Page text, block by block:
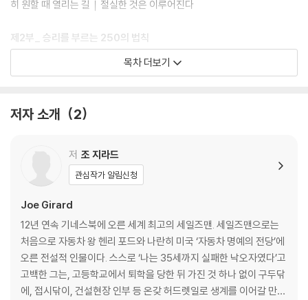
히 원할 때 열리는 길｜절실한 것은 이루어진다
제2부_ 승리를 부르는 250의 법칙
고객에 대한 기본인식｜훌륭한 세일즈에는 패자가 없다｜조 지라드 ‘250
의 법칙’｜한 사람은 한 사람이 아니다｜사이좋은 동료 vs. 기회｜자신의
재고객 리스트｜좋은 세일즈란 대회전 관람차와 같다｜잠재고객 리스트
라드의 세일즈 무기｜지금 당장 자신의 파일을 만들어라｜명함, 작지만
강한 세일즈 무기｜누구나 세일즈의 대상이 될 수 있다
제3부_ 성공 결정력을 높이는 세일즈 비법
반드시 읽히는 DM 만드는 법｜쉽지 않은 과제-읽히는 DM을 만들어라｜
DM이 가장 효과적인 시점｜기존고객은 최고의 잠재고객이다｜고객을
통해 고객을 유치하는 비결｜약속엄수가 호감을 만든다｜키맨은 어디에
나 있다｜소개부탁은 서로에게 좋은 일이다｜이발사가 당신에 관해 이야
기하도록 하라｜당신 스스로 고객의 키맨이 돼라｜꼭 성사시켜야 할 거래
목차 더보기
저자 소개 2
저 조 지라드
관심작가 알림신청
Joe Girard
12년 연속 기네스북에 오른 세계 최고의 세일즈맨. 세일즈맨으로는
처음으로 자동차 왕 헨리 포드와 나란히 미국 ‘자동차 명예의 전당’에
오른 전설적 인물이다. 스스로 ‘나는 35세까지 실패한 낙오자였다’고
고백한 그는, 고등학교에서 퇴학을 당한 뒤 가진 것 하나 없이 구두닦
에, 접시닦이, 건설현장 인부 등 온갖 허드렛일로 생계를 이어갈 만큼